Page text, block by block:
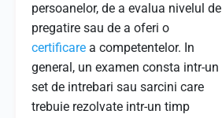
persoanelor, de a evalua nivelul de
pregatire sau de a oferi o
certificare a competentelor. In
general, un examen consta intr-un
set de intrebari sau sarcini care
trebuie rezolvate intr-un timp